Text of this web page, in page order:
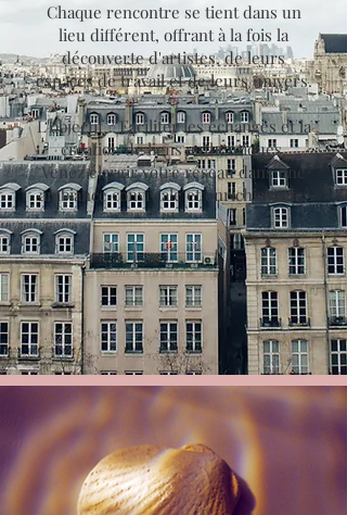
Chaque rencontre se tient dans un
lieu différent, offrant à la fois la
découverte d'artistes, de leurs
espaces de travail et de leurs univers.
L'objectif ? Faciliter les échanges et la
création de liens authentiques.
Venez élargir votre réseau dans une
ambiance conviviale et enrichissante.